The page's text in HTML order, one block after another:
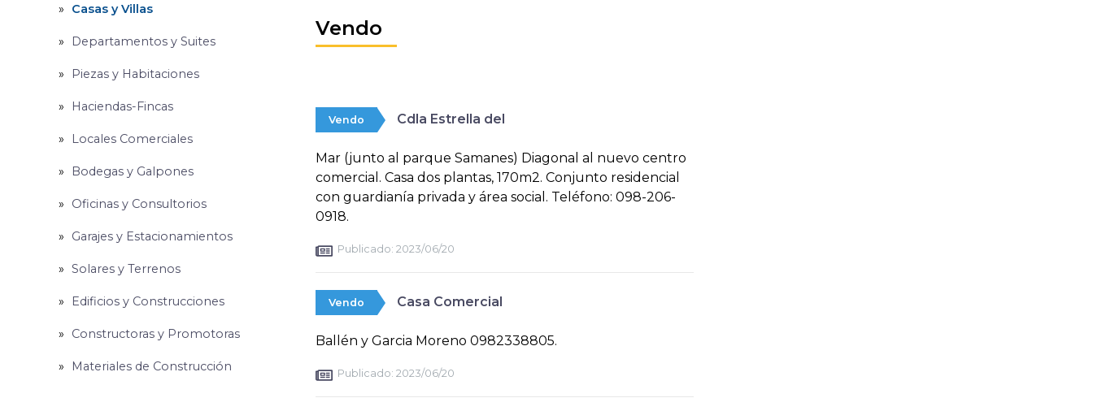
Casas y Villas
Departamentos y Suites
Piezas y Habitaciones
Haciendas-Fincas
Locales Comerciales
Bodegas y Galpones
Oficinas y Consultorios
Garajes y Estacionamientos
Solares y Terrenos
Edificios y Construcciones
Constructoras y Promotoras
Materiales de Construcción
Vendo
Vendo Cdla Estrella del
Mar (junto al parque Samanes) Diagonal al nuevo centro
comercial. Casa dos plantas, 170m2. Conjunto residencial
con guardianía privada y área social. Teléfono: 098-206-
0918.
Publicado: 2023/06/20
Vendo Casa Comercial
Ballén y Garcia Moreno 0982338805.
Publicado: 2023/06/20